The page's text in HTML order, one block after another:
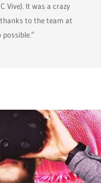
Vive). It was a crazy
thanks to the team at